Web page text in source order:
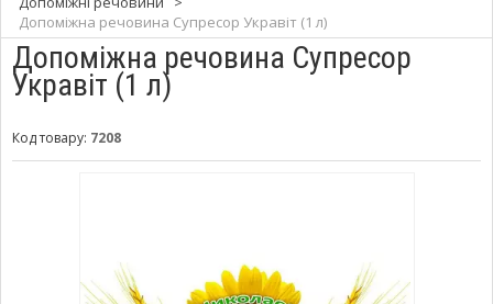
Допоміжна речовина Супресор Укравіт (1 л)
Допоміжна речовина Супресор
Укравіт (1 л)
Код товару: 7208